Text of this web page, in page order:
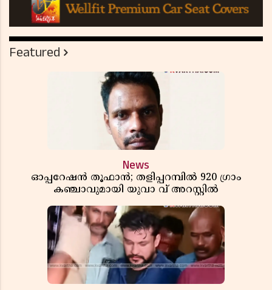
Featured
News
ഓപ്പറേഷൻ തൂഫാൻ; തളിപ്പറമ്പിൽ 920 ഗ്രാം
കഞ്ചാവുമായി യുവാ വ് അറസ്റ്റിൽ